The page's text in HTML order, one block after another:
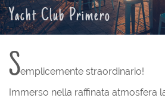
Yacht Club Primero
Semplicemente straordinario!
Immerso nella raffinata atmosfera